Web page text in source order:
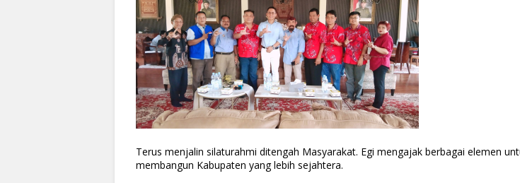
Terus menjalin silaturahmi ditengah Masyarakat. Egi mengajak berbagai elemen
membangun Kabupaten yang lebih sejahtera.